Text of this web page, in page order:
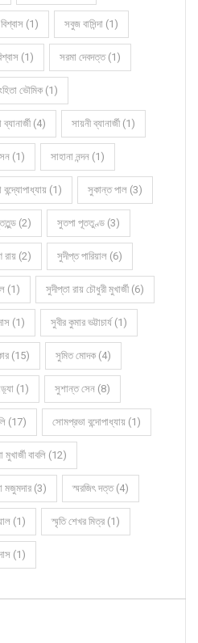
(1) সবুজ বাসিন্দা (1)
(1) সরমা দেবদত্ত (1)
ভৌমিক (1)
ব্যানার্জী (4) সায়নী ব্যানার্জী (1)
(1) সাহানা নন্দন (1)
(1) সুকান্ত পাল (3)
(2) সুতপা পূততুণ্ড (3)
রায় (2) সুদীপ্ত পারিয়াল (6)
(1) সুদীপ্তা রায় চৌধুরী মুখার্জী (6)
(1) সুবীর কুমার ভট্টাচার্য (1)
(15) সুমিত মোদক (4)
(1) সুশান্ত সেন (8)
(17) সোমপ্রভা বন্দোপাধ্যায় (1)
মুখার্জী বাবলি (12)
মজুমদার (3) স্মরজিৎ দত্ত (4)
(1) স্মৃতি শেখর মিত্র (1)
(1)